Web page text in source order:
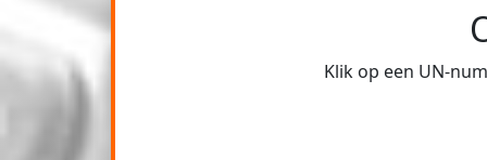
Klik op een UN-